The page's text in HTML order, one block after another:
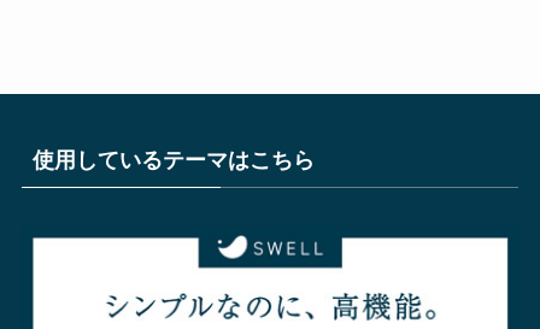
使用しているテーマはこちら